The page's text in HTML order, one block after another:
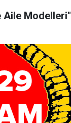
Aile Modelleri"